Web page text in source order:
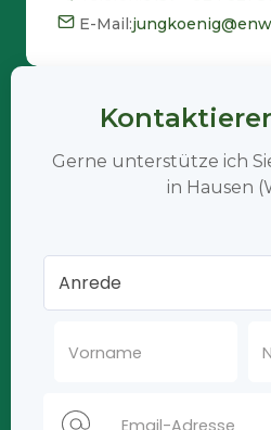
E-Mail:
Gerne unterstütze ich
in Hausen